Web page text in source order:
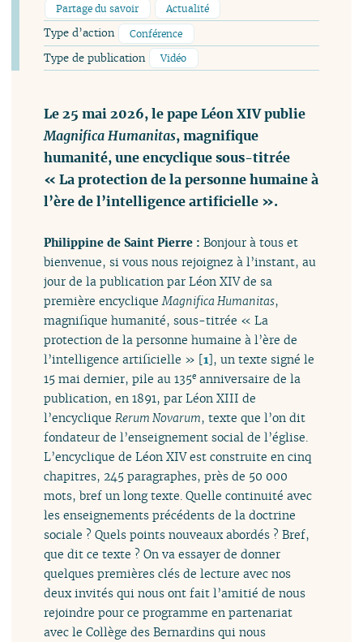
Partage du savoir
Actualité
Type d’action Conférence
Type de publication Vidéo
Le 25 mai 2026, le pape Léon XIV publie
Magnifica Humanitas, magnifique
humanité, une encyclique sous-titrée
« La protection de la personne humaine à
l’ère de l’intelligence artificielle ».
Philippine de Saint Pierre :Bonjour à tous et
bienvenue, si vous nous rejoignez à l’instant, au
jour de la publication par Léon XIV de sa
première encycliqueMagnifica Humanitas,
magnifique humanité, sous-titrée « La
protection de la personne humaine à l’ère de
l’intelligence artificielle » [1], un texte signé le
15 mai dernier, pile au 135e anniversaire de la
publication, en 1891, par Léon XIII de
l’encyclique Rerum Novarum, texte que l’on dit
fondateur de l’enseignement social de l’église.
L’encyclique de Léon XIV est construite en cinq
chapitres, 245 paragraphes, près de 50 000
mots, bref un long texte. Quelle continuité avec
les enseignements précédents de la doctrine
sociale ? Quels points nouveaux abordés ? Bref,
que dit ce texte ? On va essayer de donner
quelques premières clés de lecture avec nos
deux invités qui nous ont fait l’amitié de nous
rejoindre pour ce programme en partenariat
avec le Collège des Bernardins qui nous